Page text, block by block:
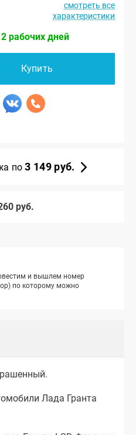
смотреть все
характеристики
рабочих дней
Купить
по3 149 руб.
руб.
и вышлем номер
по которому можно
Лада Гранта